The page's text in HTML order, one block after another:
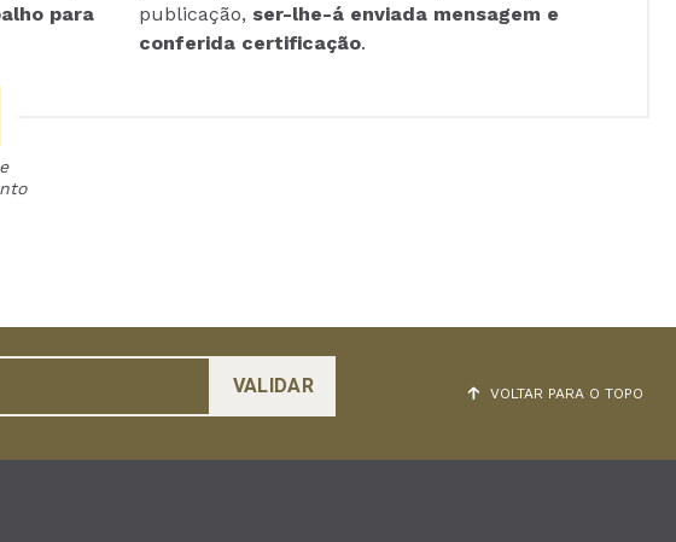
para
publicação, ser-lhe-á enviada mensagem e
conferida certificação.
VOLTAR PARA O TOPO